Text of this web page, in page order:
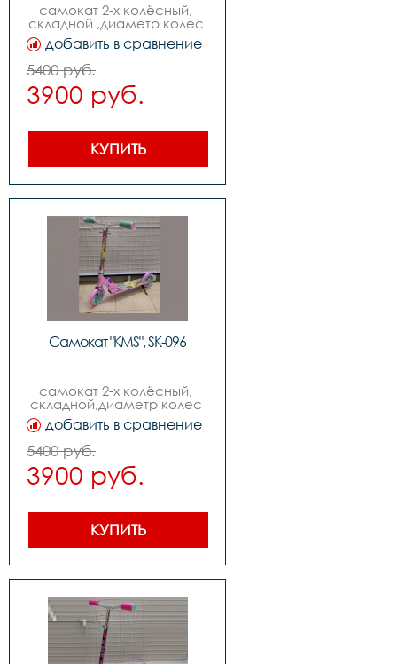
самокат 2-х колёсный,
складной ,диаметр колес
170мм,возраст от 9-ти лет
добавить в сравнение
5400 руб.
3900 руб.
КУПИТЬ
Самокат "KMS", SK-096
самокат 2-х колёсный,
складной,диаметр колес
170мм,руль с
регулировкой, изогнутый
quotbird typequot,возраст
от 9-ти лет
добавить в сравнение
5400 руб.
3900 руб.
КУПИТЬ